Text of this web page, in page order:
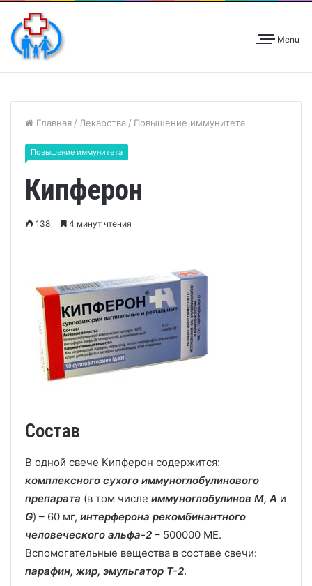
Menu
Главная / Лекарства / Повышение иммунитета
Повышение иммунитета
Кипферон
138 4 минут чтения
Состав
В одной свече Кипферон содержится:
комплексного сухого иммуноглобулинового
препарата (в том числе иммуноглобулинов M, A и
G) – 60 мг, интерферона рекомбинантного
человеческого альфа-2 – 500000 МЕ.
Вспомогательные вещества в составе свечи:
парафин, жир, эмульгатор Т-2.